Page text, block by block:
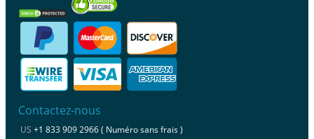
Contactez-nous
US +1 833 909 2966 ( Numéro sans frais )